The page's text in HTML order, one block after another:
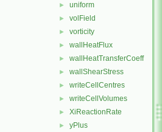
► uniform
► volField
► vorticity
► wallHeatFlux
► wallHeatTransferCoeff
► wallShearStress
► writeCellCentres
► writeCellVolumes
► XiReactionRate
► yPlus